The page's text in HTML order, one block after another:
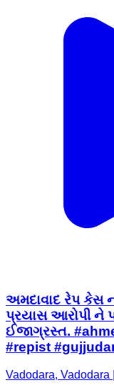
અમદાવાદ રેપ કેસ
પ્રયાસ આરોપી ને
ઈજાગ્રસ્ત.
#repist
Vadodara, Vadodara